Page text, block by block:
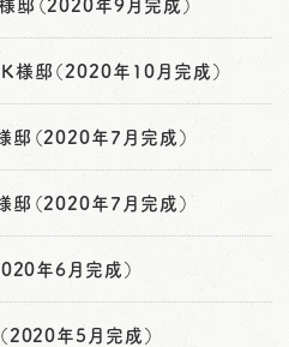
邸（2020年10月完成）
（2020年7月完成）
（2020年7月完成）
年6月完成）
2020年5月完成）